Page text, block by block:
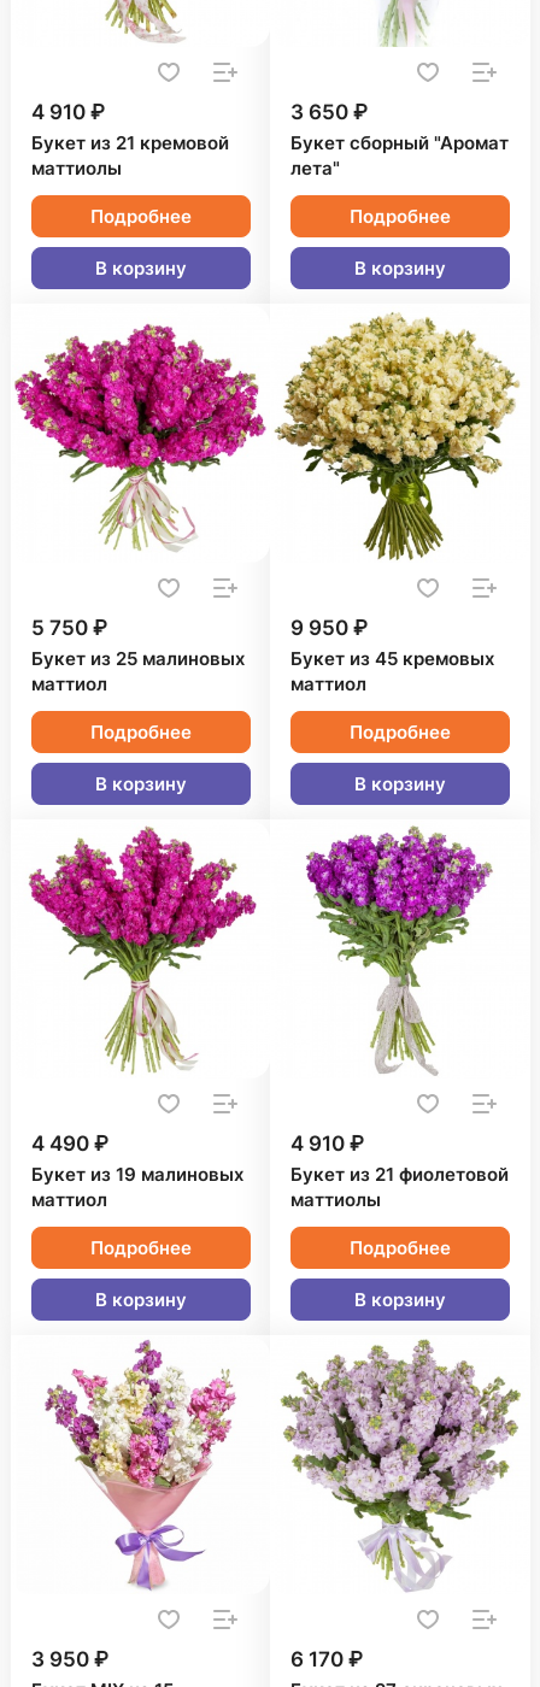
4 910 ₽
Букет из 21 кремовой
маттиолы
Подробнее
В корзину
3 650 ₽
Букет сборный "Аромат
лета"
Подробнее
В корзину
5 750 ₽
Букет из 25 малиновых
маттиол
Подробнее
В корзину
9 950 ₽
Букет из 45 кремовых
маттиол
Подробнее
В корзину
4 490 ₽
Букет из 19 малиновых
маттиол
Подробнее
В корзину
4 910 ₽
Букет из 21 фиолетовой
маттиолы
Подробнее
В корзину
3 950 ₽ 6 170 ₽